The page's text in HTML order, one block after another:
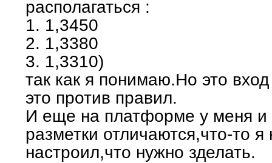
располагаться :
1. 1,3450
2. 1,3380
3. 1,3310)
так как я понимаю.Но это
это против правил.
И еще на платформе у меня и
разметки отличаются,что-то
настроил,что нужно зделать.